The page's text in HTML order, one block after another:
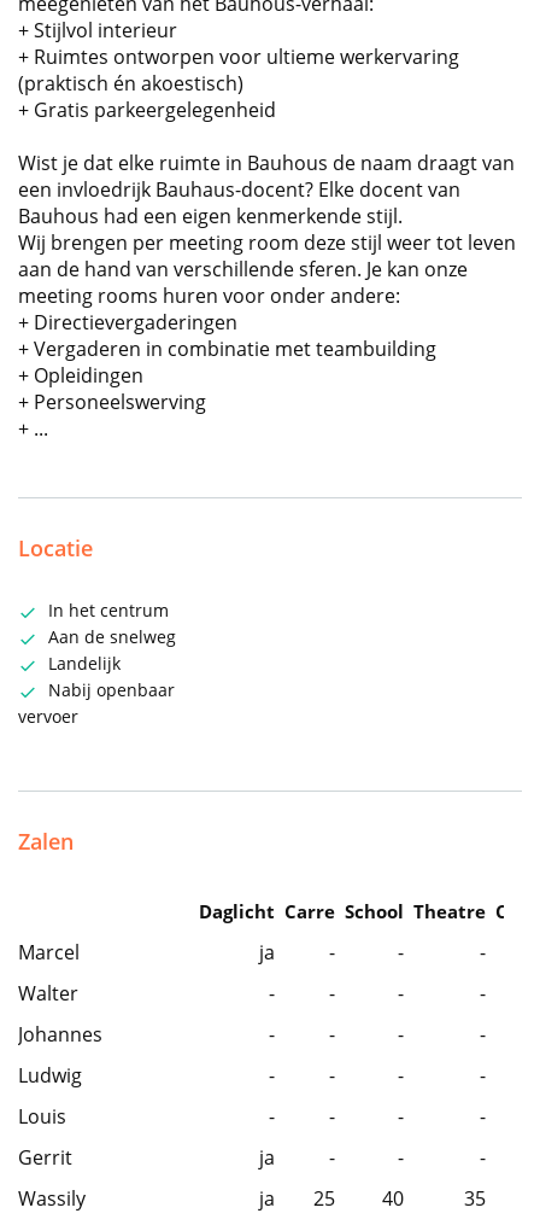
+ Stijlvol interieur
+ Ruimtes ontworpen voor ultieme werkervaring
(praktisch én akoestisch)
+ Gratis parkeergelegenheid
Wist je dat elke ruimte in Bauhous de naam draagt van
een invloedrijk Bauhaus-docent? Elke docent van
Bauhous had een eigen kenmerkende stijl.
Wij brengen per meeting room deze stijl weer tot leven
aan de hand van verschillende sferen. Je kan onze
meeting rooms huren voor onder andere:
+ Directievergaderingen
+ Vergaderen in combinatie met teambuilding
+ Opleidingen
+ Personeelswerving
+ ...
Locatie
In het centrum
Aan de snelweg
Landelijk
Nabij openbaar
vervoer
Zalen
Daglicht Carre School Theatre
Marcel ja - -
-
Walter
- - -
-
Johannes
- - -
-
Ludwig
- - -
-
Louis
- - -
-
Gerrit
ja - -
-
Wassily
ja 25 40 35